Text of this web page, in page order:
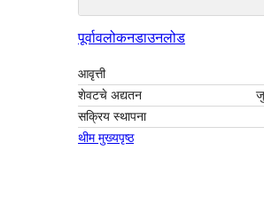
पूर्वावलोकनडाउनलोड
आवृत्ती
शेवटचे अद्यतन
सक्रिय स्थापना
थीम मुख्यपृष्ठ